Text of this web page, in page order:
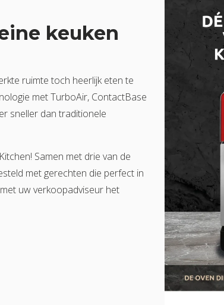
keuken
ruimte toch heerlijk eten te
met TurboAir, ContactBase
sneller dan traditionele
Samen met drie van de
met gerechten die perfect in
uw verkoopadviseur het